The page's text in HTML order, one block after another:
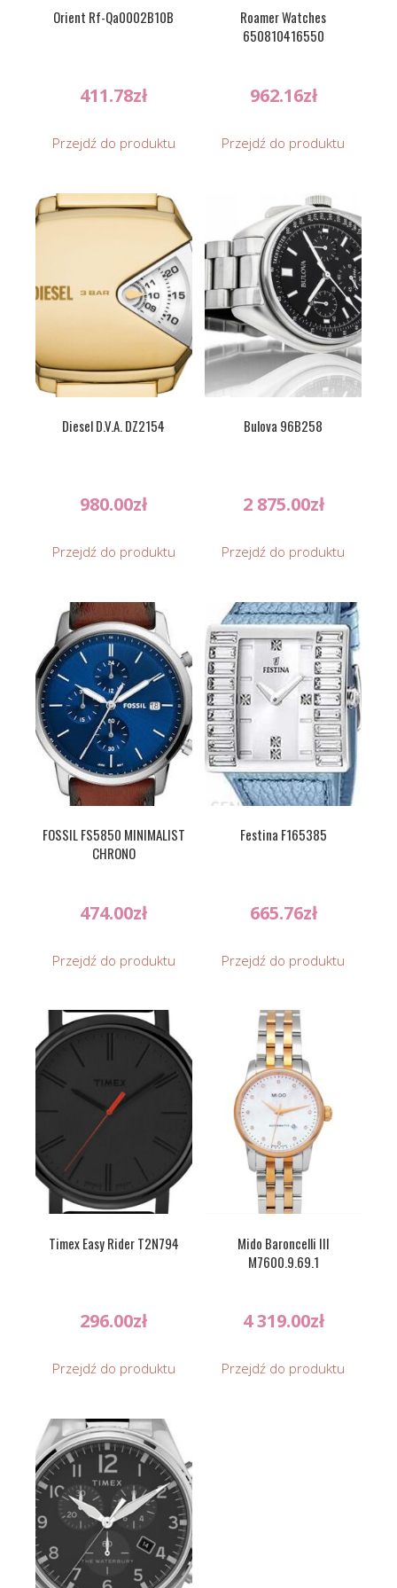
Orient Rf-Qa0002B10B
411.78zł
Przejdź do produktu
Roamer Watches
650810416550
962.16zł
Przejdź do produktu
Diesel D.V.A. DZ2154
980.00zł
Przejdź do produktu
Bulova 96B258
2 875.00zł
Przejdź do produktu
FOSSIL FS5850 MINIMALIST
CHRONO
474.00zł
Przejdź do produktu
Festina F165385
665.76zł
Przejdź do produktu
Timex Easy Rider T2N794
296.00zł
Przejdź do produktu
Mido Baroncelli III
M7600.9.69.1
4 319.00zł
Przejdź do produktu